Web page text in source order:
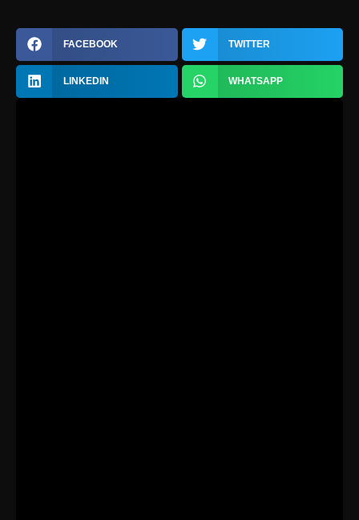
FACEBOOK TWITTER
LINKEDIN WHATSAPP